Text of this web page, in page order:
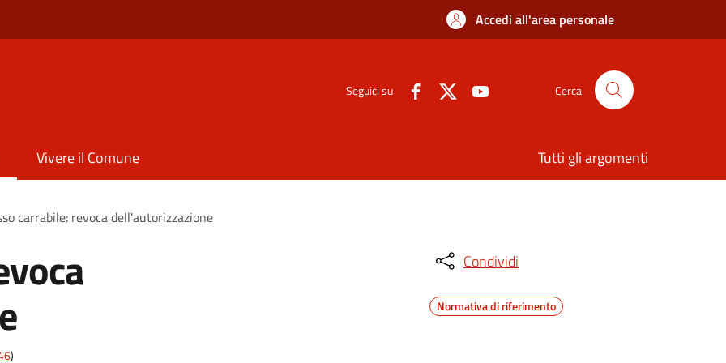
Accedi all'area personale
Seguici su Cerca
Vivere il Comune Tutti gli argomenti
carrabile: revoca dell'autorizzazione
)
Condividi
Normativa di riferimento